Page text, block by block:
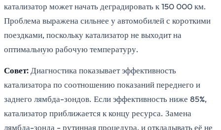
катализатор может начать деградировать к 150 000 км.
Проблема выражена сильнее у автомобилей с короткими
поездками, поскольку катализатор не выходит на
оптимальную рабочую температуру.
Совет: Диагностика показывает эффективность
катализатора по соотношению показаний переднего и
заднего лямбда-зондов. Если эффективность ниже 85%,
катализатор приближается к концу ресурса. Замена
лямбда-зонда - рутинная процедура, и откладывать её не